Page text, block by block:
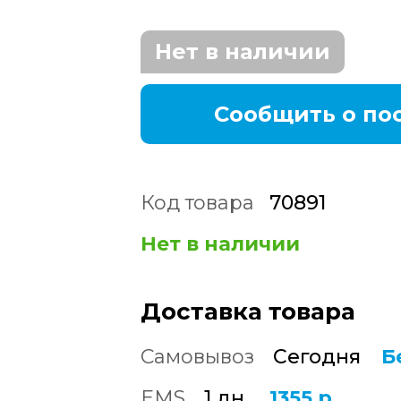
Нет в наличии
Сообщить о
Код товара
70891
Нет в наличии
Доставка товара
Самовывоз Сегодня